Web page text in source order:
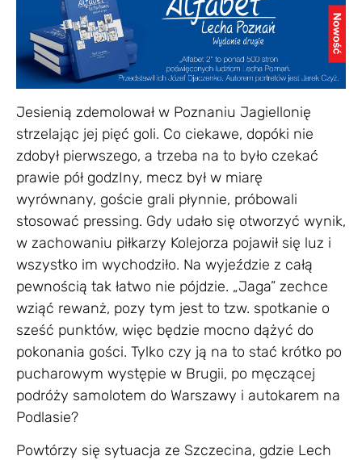
Jesienią zdemolował w Poznaniu Jagiellonię
strzelając jej pięć goli. Co ciekawe, dopóki nie
zdobył pierwszego, a trzeba na to było czekać
prawie pół godzIny, mecz był w miarę
wyrównany, goście grali płynnie, próbowali
stosować pressing. Gdy udało się otworzyć wynik,
w zachowaniu piłkarzy Kolejorza pojawił się luz i
wszystko im wychodziło. Na wyjeździe z całą
pewnością tak łatwo nie pójdzie. „Jaga” zechce
wziąć rewanż, pozy tym jest to tzw. spotkanie o
sześć punktów, więc będzie mocno dążyć do
pokonania gości. Tylko czy ją na to stać krótko po
pucharowym występie w Brugii, po męczącej
podróży samolotem do Warszawy i autokarem na
Podlasie?
Powtórzy się sytuacja ze Szczecina, gdzie Lech